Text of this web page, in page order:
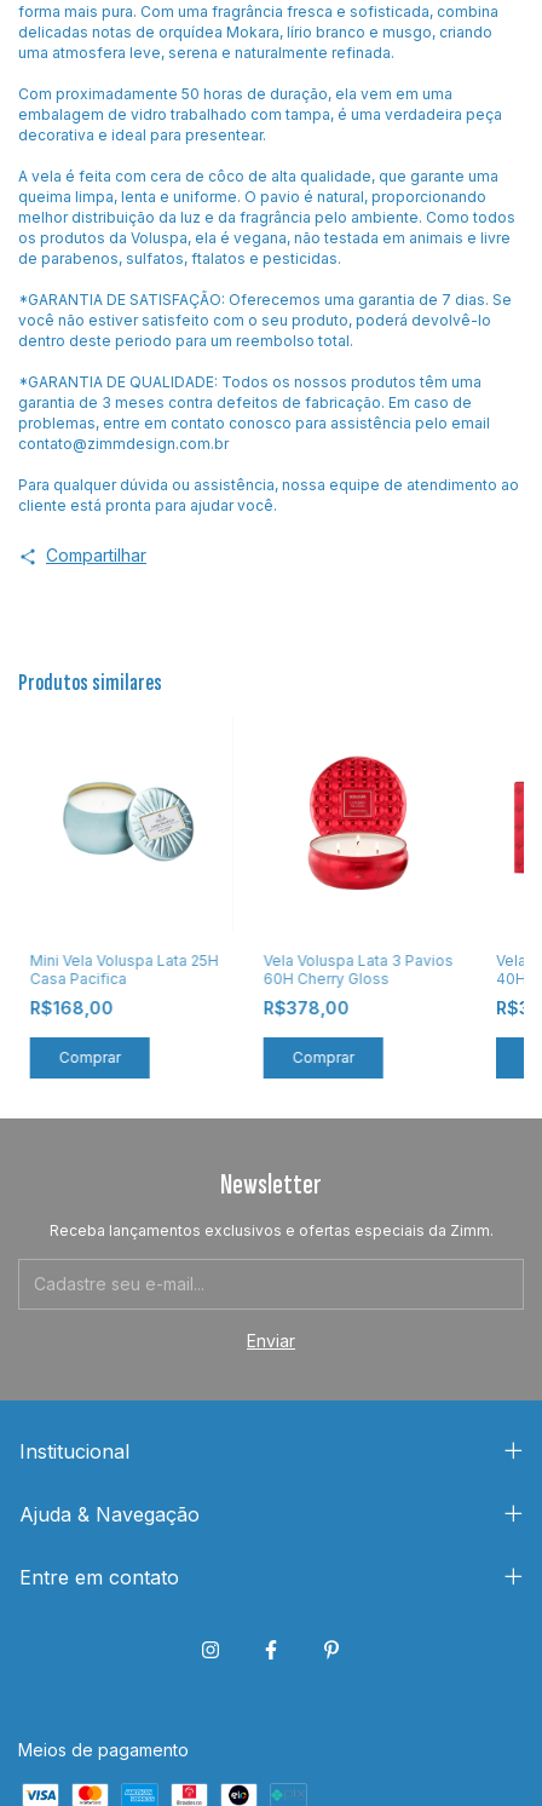
forma mais pura. Com uma fragrância fresca e sofisticada, combina
delicadas notas de orquídea Mokara, lírio branco e musgo, criando
uma atmosfera leve, serena e naturalmente refinada.
Com proximadamente 50 horas de duração, ela vem em uma
embalagem de vidro trabalhado com tampa, é uma verdadeira peça
decorativa e ideal para presentear.
A vela é feita com cera de côco de alta qualidade, que garante uma
queima limpa, lenta e uniforme. O pavio é natural, proporcionando
melhor distribuição da luz e da fragrância pelo ambiente. Como todos
os produtos da Voluspa, ela é vegana, não testada em animais e livre
de parabenos, sulfatos, ftalatos e pesticidas.
*GARANTIA DE SATISFAÇÃO: Oferecemos uma garantia de 7 dias. Se
você não estiver satisfeito com o seu produto, poderá devolvê-lo
dentro deste periodo para um reembolso total.
*GARANTIA DE QUALIDADE: Todos os nossos produtos têm uma
garantia de 3 meses contra defeitos de fabricação. Em caso de
problemas, entre em contato conosco para assistência pelo email
contato@zimmdesign.com.br
Para qualquer dúvida ou assistência, nossa equipe de atendimento ao
cliente está pronta para ajudar você.
Compartilhar
Produtos similares
Mini Vela Voluspa Lata 25H
Casa Pacifica
R$168,00
Vela Voluspa Lata 3 Pavios
60H Cherry Gloss
R$378,00
Vela
40H
Newsletter
Receba lançamentos exclusivos e ofertas especiais da Zimm.
Institucional
Ajuda & Navegação
Entre em contato
Meios de pagamento